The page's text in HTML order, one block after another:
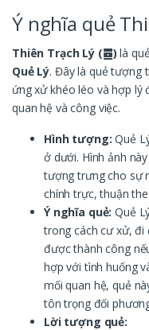
Ý nghĩa quẻ
Thiên Trạch Lý (䷉) là
Quẻ Lý. Đây là quẻ tượng
ứng xử khéo léo và hợp
quan hệ và công việc.
Hình tượng: Quẻ
ở dưới. Hình ảnh
tượng trưng cho sự
chính trực, thuận
Ý nghĩa quẻ: Quẻ
trong cách cư xử, đi
được thành công
hợp với tình huống
mối quan hệ, quẻ
tôn trọng đối
Lời tượng quẻ: